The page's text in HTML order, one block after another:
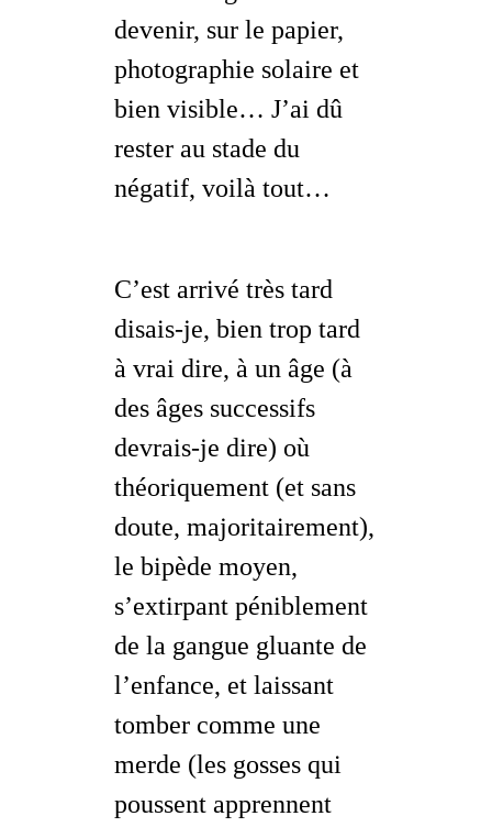
devenir, sur le papier,
photographie solaire et
bien visible… J’ai dû
rester au stade du
négatif, voilà tout…
C’est arrivé très tard
disais-je, bien trop tard
à vrai dire, à un âge (à
des âges successifs
devrais-je dire) où
théoriquement (et sans
doute, majoritairement),
le bipède moyen,
s’extirpant péniblement
de la gangue gluante de
l’enfance, et laissant
tomber comme une
merde (les gosses qui
poussent apprennent